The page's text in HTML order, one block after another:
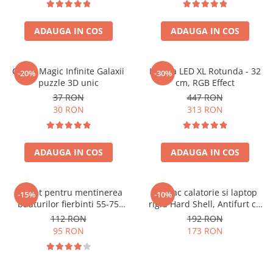
ADAUGA IN COS ADAUGA IN COS
-20%
Cubul Magic Infinite Galaxii
puzzle 3D unic
37 RON
30 RON
ADAUGA IN COS
-30%
Lampa LED XL Rotunda - 32
cm, RGB Effect
447 RON
313 RON
ADAUGA IN COS
-15%
Aparat pentru mentinerea
bauturilor fierbinti 55-75
grade
112 RON
95 RON
-10%
Rucsac calatorie si laptop
rigid Hard Shell, Antifurt cu
port USB, Waterproof,
44x30x17 cm,
192 RON
173 RON